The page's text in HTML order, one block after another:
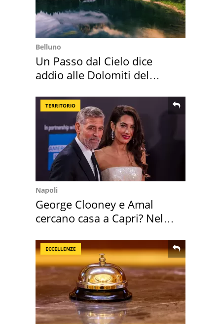
Belluno
Un Passo dal Cielo dice
addio alle Dolomiti del
TERRITORIO
Napoli
George Clooney e Amal
cercano casa a Capri? Nel
ECCELLENZE